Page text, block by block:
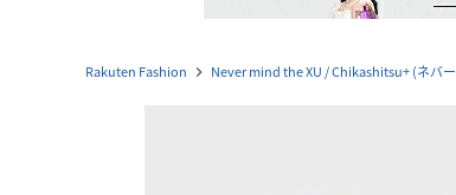
Rakuten Fashion navigate_next Never mind the XU / Chikashitsu+ (ネバ